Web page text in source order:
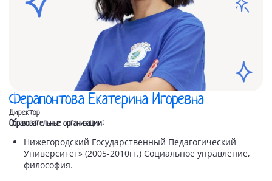
Ферапонтова Екатерина Игоревна
Директор
Образовательные организации:
Нижегородский Государственный Педагогический
Университет» (2005-2010гг.) Социальное управление,
философия.